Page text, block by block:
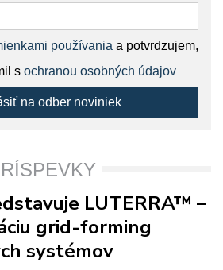
používania a potvrdzujem,
s ochranou osobných údajov
na odber noviniek
LUTERRA™ –
grid-forming
systémov